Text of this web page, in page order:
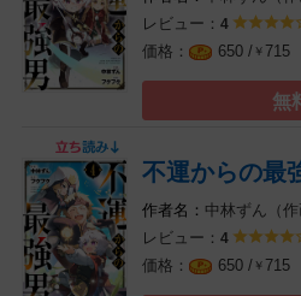
レビュー： 4
650 / ￥ 715
無
不運からの最
中林ずん（作
レビュー： 4
650 / ￥ 715